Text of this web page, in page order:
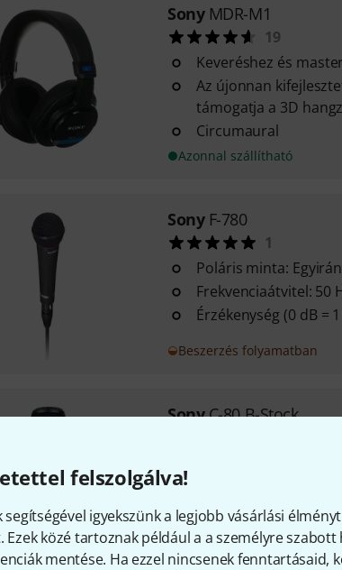
felszolgálva!
segítségével igyekszünk a legjobb vásárlási
Ezek közé tartoznak például a a személyre
mentése. Ha ezzel nincsenek fenntartásaid,
Sony MDR-M1
19
Keveréshez és
Az újonnan
támogatja a 3D
Circumaural
Azonnal szállítható
Sony F-780
1
Poláris minta:
Frekvenciaátvitel: 50
Érzékenység (0 dB =
Beszerzés folyamatban
SonyC-80 B-Stock
Azonnal szállítható